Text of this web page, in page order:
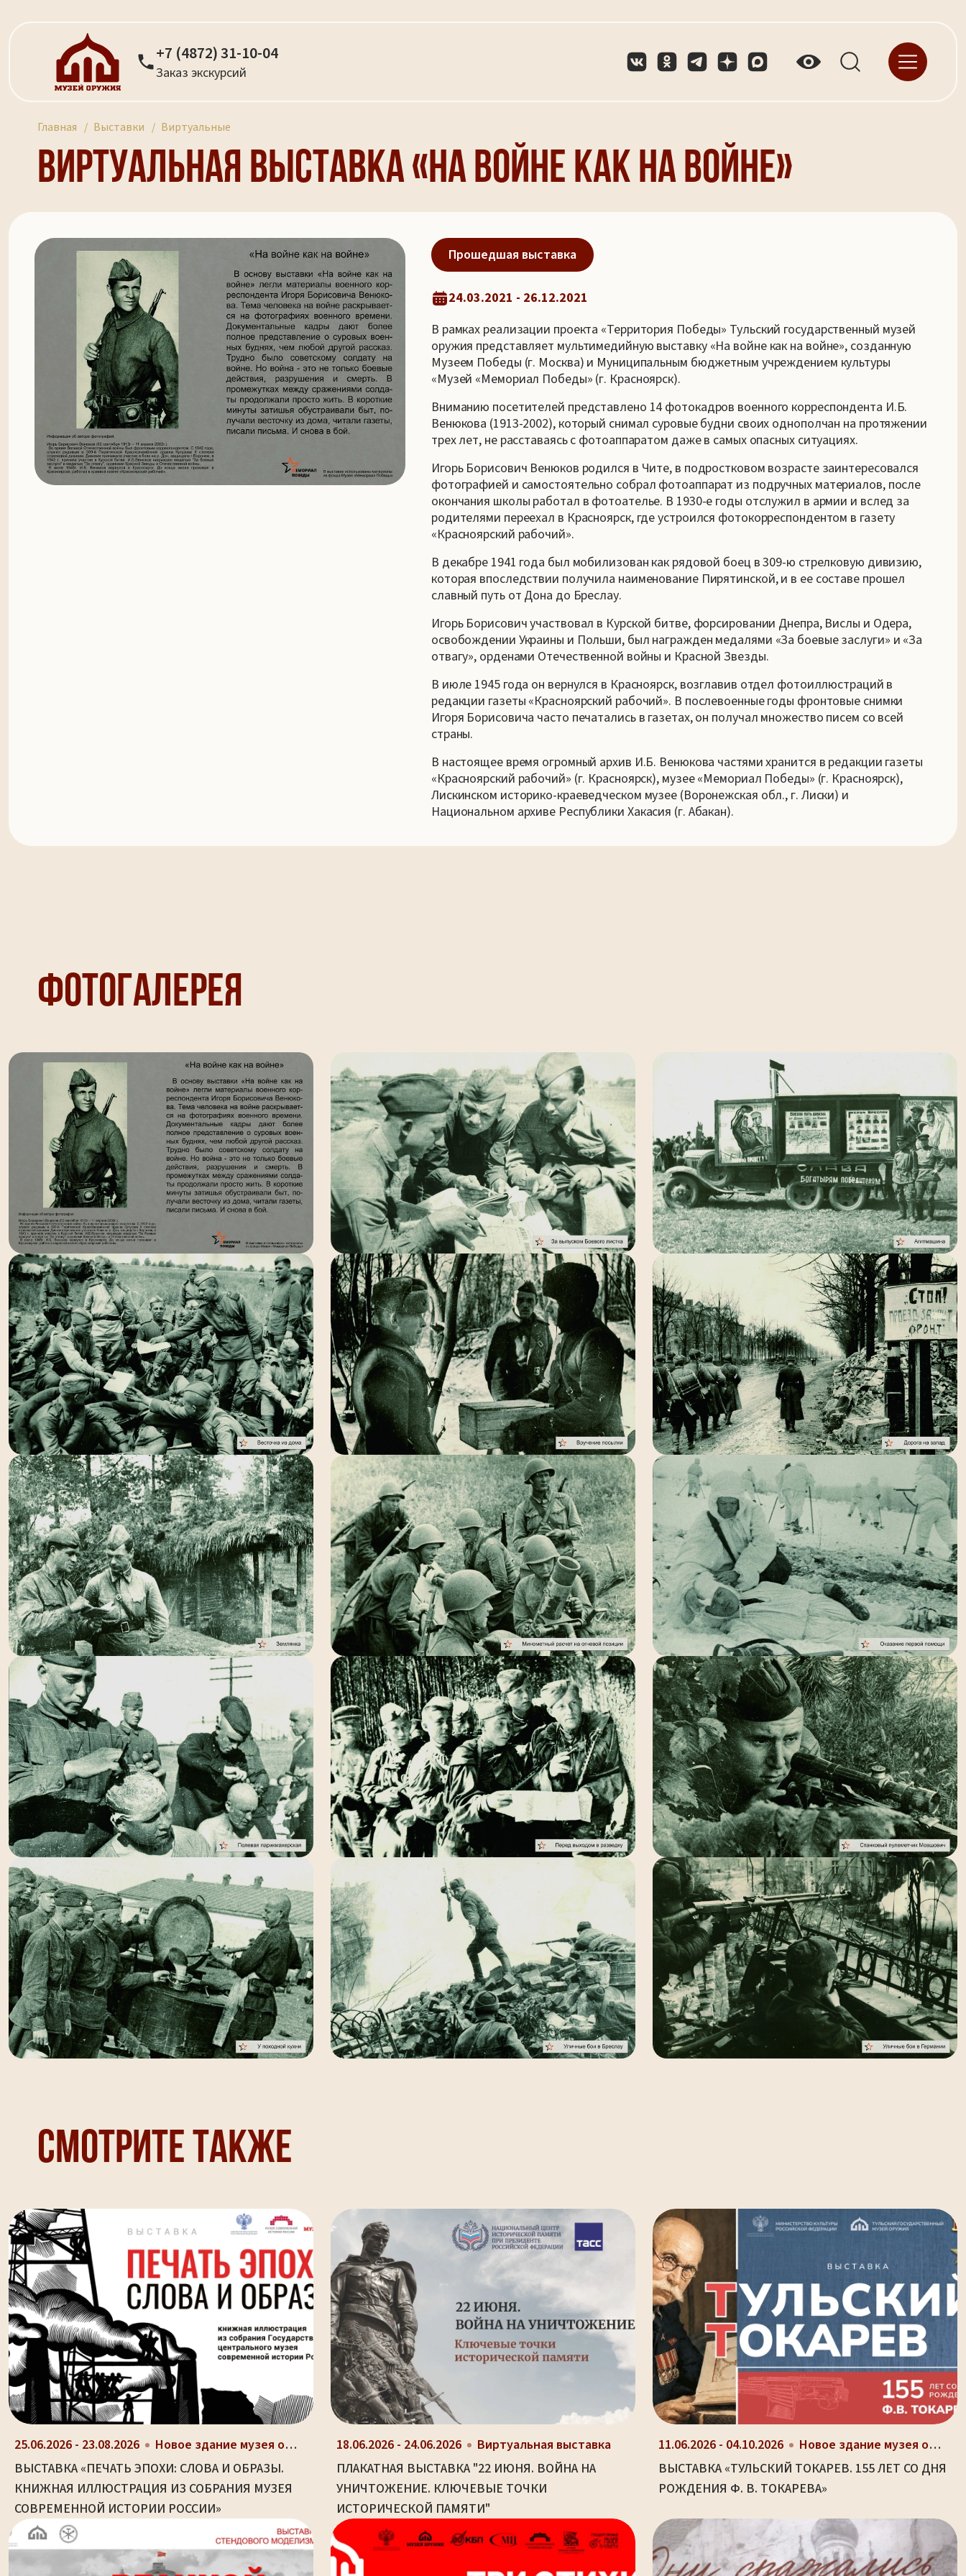
+7 (4872) 31-10-04
Заказ экскурсий
Главная Выставки Виртуальные
Виртуальная выставка «На войне как на войне»
Прошедшая выставка
24.03.2021 - 26.12.2021
В рамках реализации проекта «Территория Победы» Тульский государственный музей
оружия представляет мультимедийную выставку «На войне как на войне», созданную
Музеем Победы (г. Москва) и Муниципальным бюджетным учреждением культуры
«Музей «Мемориал Победы» (г. Красноярск).
Вниманию посетителей представлено 14 фотокадров военного корреспондента И.Б.
Венюкова (1913-2002), который снимал суровые будни своих однополчан на протяжении
трех лет, не расставаясь с фотоаппаратом даже в самых опасных ситуациях.
Игорь Борисович Венюков родился в Чите, в подростковом возрасте заинтересовался
фотографией и самостоятельно собрал фотоаппарат из подручных материалов, после
окончания школы работал в фотоателье. В 1930-е годы отслужил в армии и вслед за
родителями переехал в Красноярск, где устроился фотокорреспондентом в газету
«Красноярский рабочий».
В декабре 1941 года был мобилизован как рядовой боец в 309-ю стрелковую дивизию,
которая впоследствии получила наименование Пирятинской, и в ее составе прошел
славный путь от Дона до Бреслау.
Игорь Борисович участвовал в Курской битве, форсировании Днепра, Вислы и Одера,
освобождении Украины и Польши, был награжден медалями «За боевые заслуги» и «За
отвагу», орденами Отечественной войны и Красной Звезды.
В июле 1945 года он вернулся в Красноярск, возглавив отдел фотоиллюстраций в
редакции газеты «Красноярский рабочий». В послевоенные годы фронтовые снимки
Игоря Борисовича часто печатались в газетах, он получал множество писем со всей
страны.
В настоящее время огромный архив И.Б. Венюкова частями хранится в редакции газеты
«Красноярский рабочий» (г. Красноярск), музее «Мемориал Победы» (г. Красноярск),
Лискинском историко-краеведческом музее (Воронежская обл., г. Лиски) и
Национальном архиве Республики Хакасия (г. Абакан).
Фотогалерея
Смотрите также
25.06.2026 - 23.08.2026
Новое здание музея оружия (ул. Октябрьская, д. 2)
ВЫСТАВКА «ПЕЧАТЬ ЭПОХИ: СЛОВА И ОБРАЗЫ.
КНИЖНАЯ ИЛЛЮСТРАЦИЯ ИЗ СОБРАНИЯ МУЗЕЯ
СОВРЕМЕННОЙ ИСТОРИИ РОССИИ»
18.06.2026 - 24.06.2026
Виртуальная выставка
ПЛАКАТНАЯ ВЫСТАВКА "22 ИЮНЯ. ВОЙНА НА
УНИЧТОЖЕНИЕ. КЛЮЧЕВЫЕ ТОЧКИ
ИСТОРИЧЕСКОЙ ПАМЯТИ"
11.06.2026 - 04.10.2026
Новое здание музея оружия (ул. Октябрьская, д. 2)
ВЫСТАВКА «ТУЛЬСКИЙ ТОКАРЕВ. 155 ЛЕТ СО ДНЯ
РОЖДЕНИЯ Ф. В. ТОКАРЕВА»